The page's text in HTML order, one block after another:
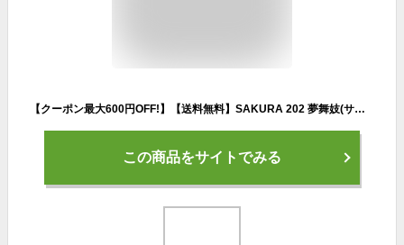
【クーポン最大600円OFF!】【送料無料】SAKURA 202 夢舞妓(サクラ 202 ユメマイコ) フェロモンフレグランス キンモクセイ(金木犀)の香りベース 30ml 香水 コロン 男女兼用 金木犀 きんもくせい 芳香
この商品をサイトでみる